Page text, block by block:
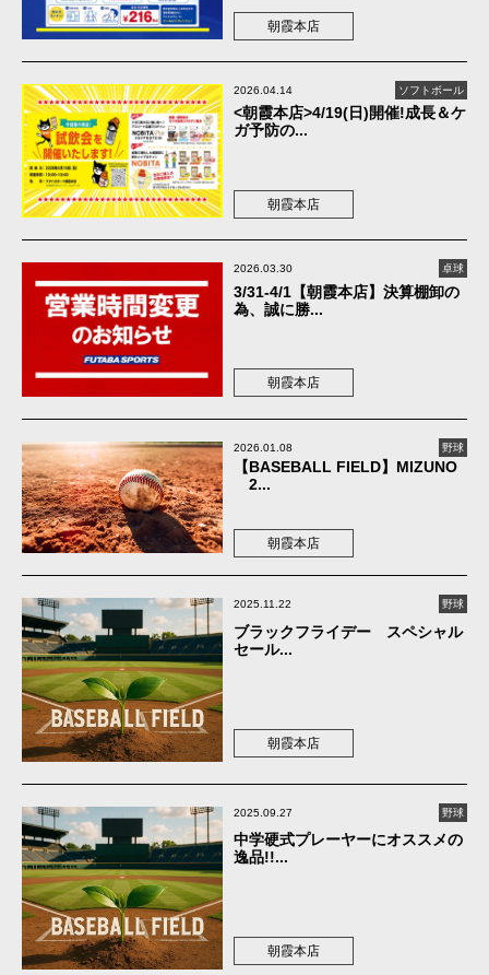
朝霞本店
2026.04.14 ソフトボール
<朝霞本店>4/19(日)開催!成長＆ケ
ガ予防の...
朝霞本店
2026.03.30 卓球
3/31-4/1【朝霞本店】決算棚卸の
為、誠に勝...
朝霞本店
2026.01.08 野球
【BASEBALL FIELD】MIZUNO
2...
朝霞本店
2025.11.22 野球
ブラックフライデー スペシャル
セール...
朝霞本店
2025.09.27 野球
中学硬式プレーヤーにオススメの
逸品!!...
朝霞本店